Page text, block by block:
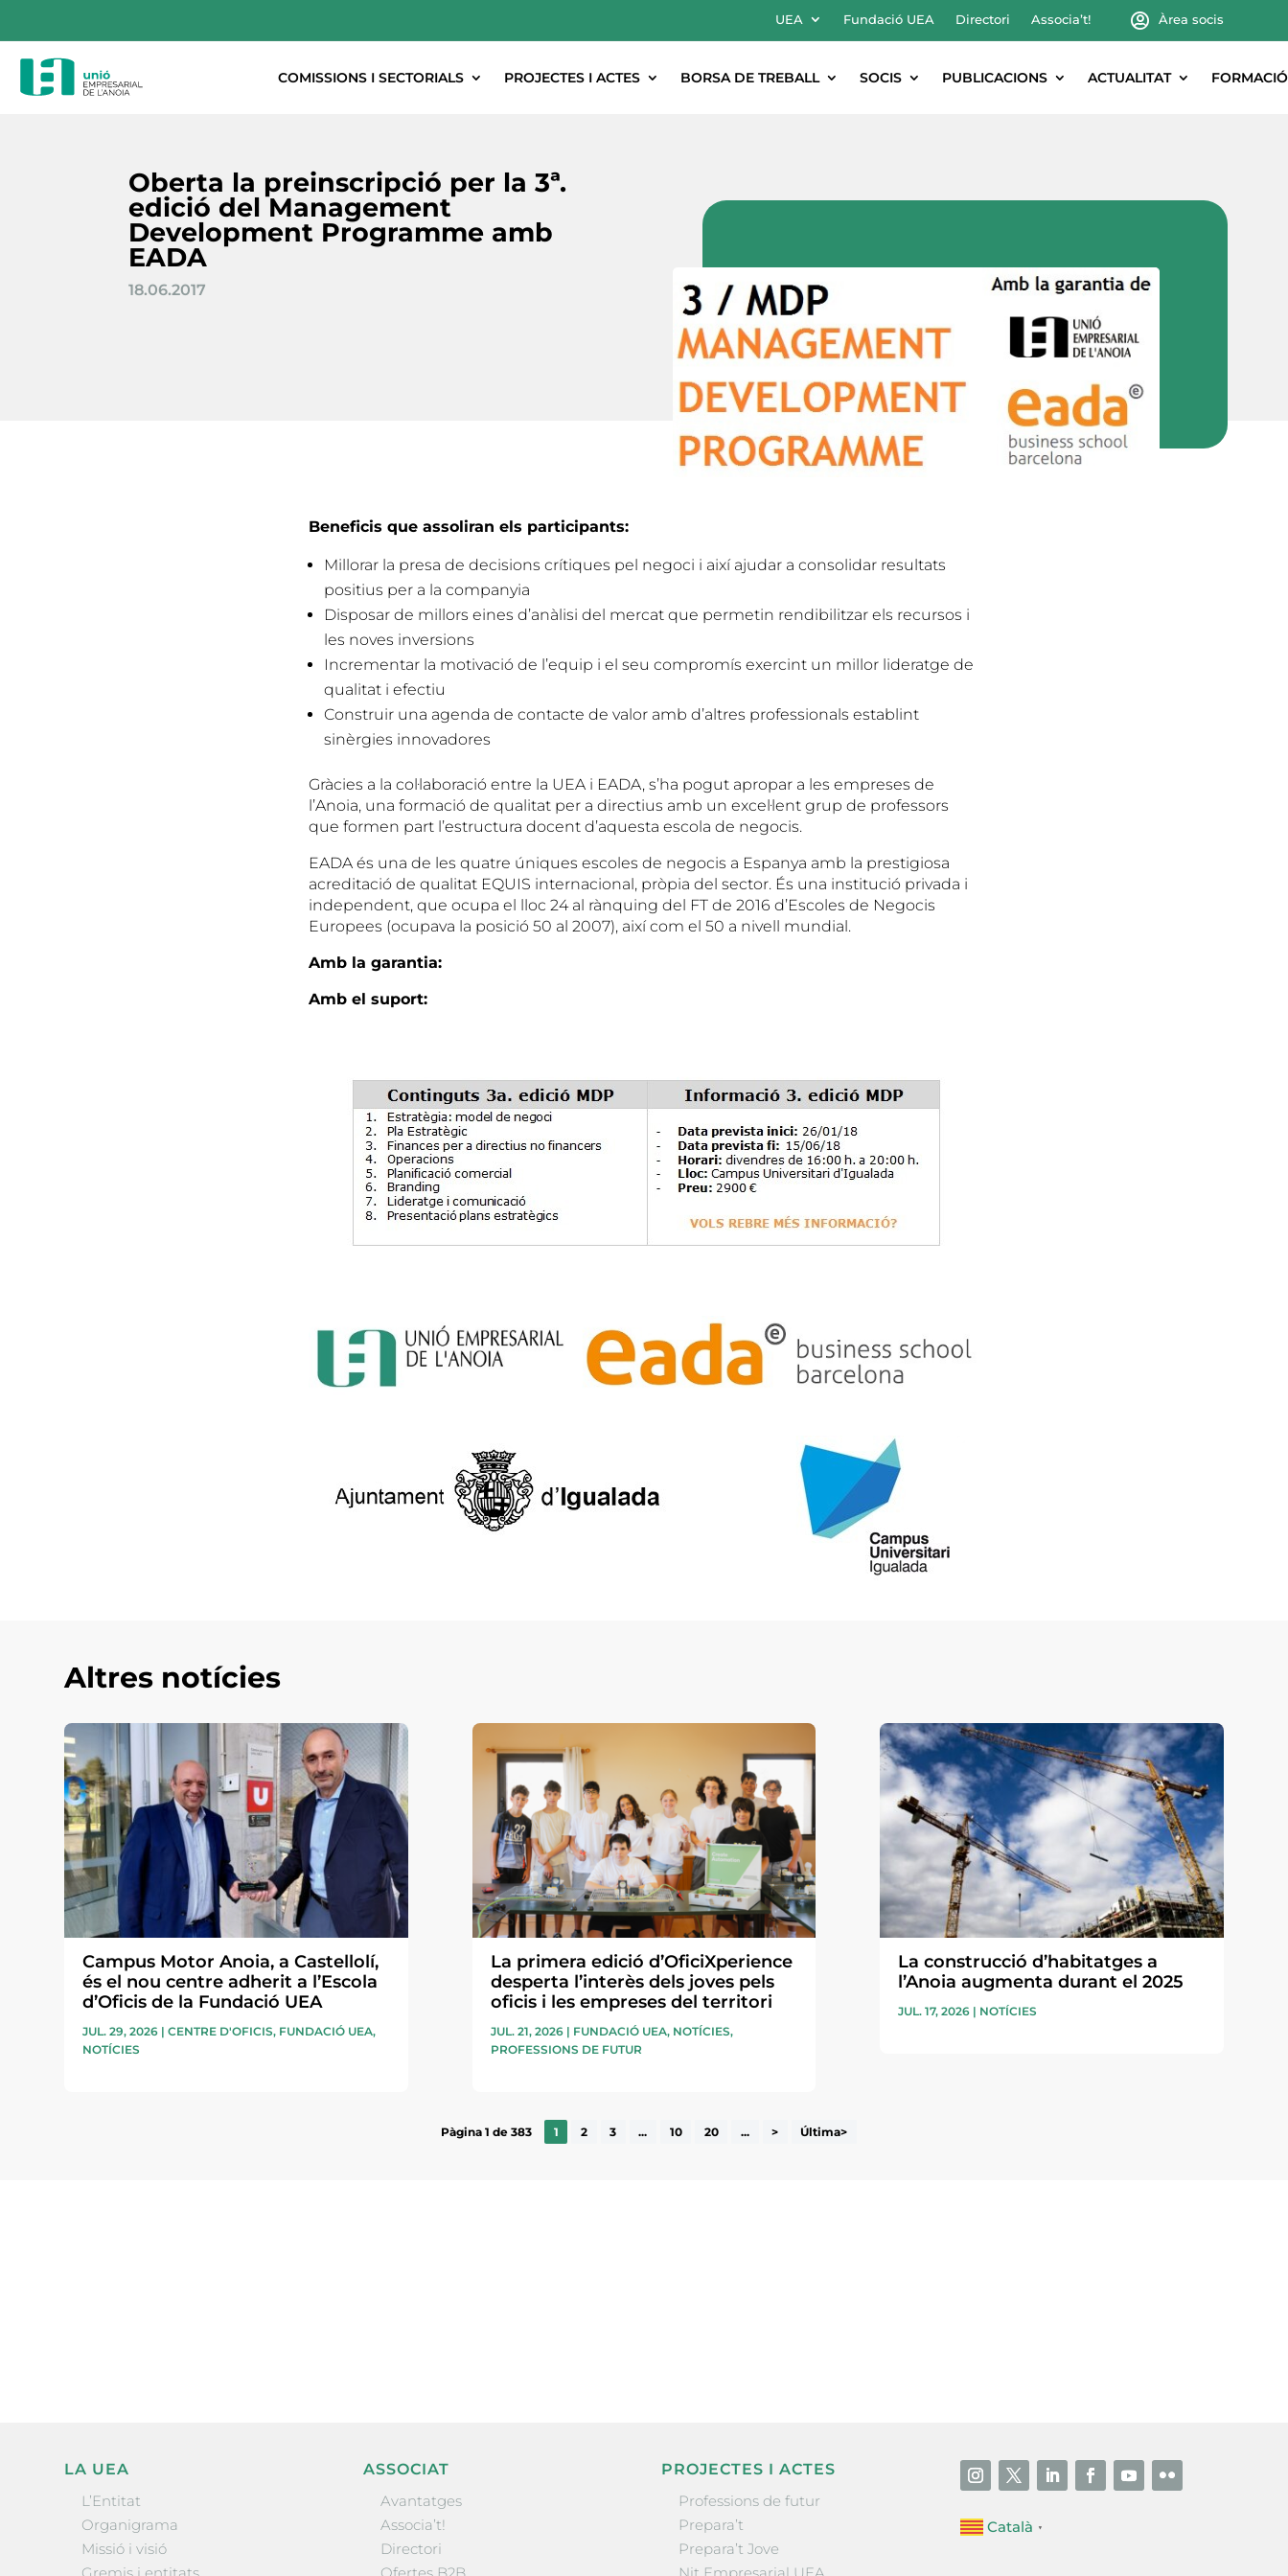
UEA Fundació UEA Directori Associa’t! Àrea socis
COMISSIONS I SECTORIALS PROJECTES I ACTES BORSA DE TREBALL SOCIS PUBLICACIONS ACTUALITAT FORMACIÓ
Oberta la preinscripció per la 3ª.
edició del Management
Development Programme amb
EADA
18.06.2017
Beneficis que assoliran els participants:
Millorar la presa de decisions crítiques pel negoci i així ajudar a consolidar resultats
positius per a la companyia
Disposar de millors eines d’anàlisi del mercat que permetin rendibilitzar els recursos i
les noves inversions
Incrementar la motivació de l’equip i el seu compromís exercint un millor lideratge de
qualitat i efectiu
Construir una agenda de contacte de valor amb d’altres professionals establint
sinèrgies innovadores
Gràcies a la col·laboració entre la UEA i EADA, s’ha pogut apropar a les empreses de
l’Anoia, una formació de qualitat per a directius amb un excel·lent grup de professors
que formen part l’estructura docent d’aquesta escola de negocis.
EADA és una de les quatre úniques escoles de negocis a Espanya amb la prestigiosa
acreditació de qualitat EQUIS internacional, pròpia del sector. És una institució privada i
independent, que ocupa el lloc 24 al rànquing del FT de 2016 d’Escoles de Negocis
Europees (ocupava la posició 50 al 2007), així com el 50 a nivell mundial.
Amb la garantia:
Amb el suport:
Altres notícies
Campus Motor Anoia, a Castellolí,
és el nou centre adherit a l’Escola
d’Oficis de la Fundació UEA
JUL. 29, 2026 |CENTRE D'OFICIS, FUNDACIÓ UEA,
NOTÍCIES
La primera edició d’OficiXperience
desperta l’interès dels joves pels
oficis i les empreses del territori
JUL. 21, 2026| FUNDACIÓ UEA, NOTÍCIES,
PROFESSIONS DE FUTUR
La construcció d’habitatges a
l’Anoia augmenta durant el 2025
JUL. 17, 2026| NOTÍCIES
Pàgina 1 de 383 1 2 3 ... 10 20 ... > Última>
LA UEA
L’Entitat
Organigrama
Missió i visió
Gremis i entitats
ASSOCIAT
Avantatges
Associa’t!
Directori
Ofertes B2B
PROJECTES I ACTES
Professions de futur
Prepara’t
Prepara’t Jove
Nit Empresarial UEA
Català ▼